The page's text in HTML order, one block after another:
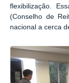
flexibilização.
(Conselho de
nacional a cerca